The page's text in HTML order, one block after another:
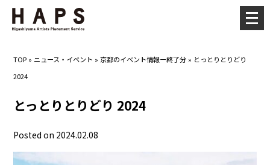
TOP » ニュース・イベント »京都のイベント情報ー終了分 » とっとりとりどり
2024
とっとりとりどり 2024
Posted on 2024.02.08
メ
ニ
ー